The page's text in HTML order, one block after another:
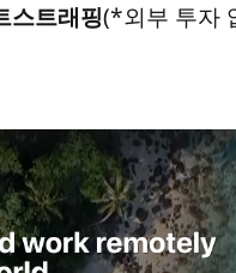
스트래핑(*외부 투자